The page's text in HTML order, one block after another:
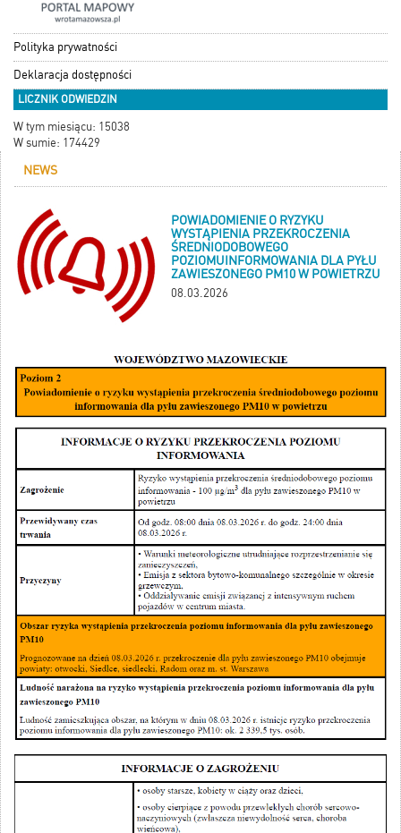
Polityka prywatności
Deklaracja dostępności
LICZNIK ODWIEDZIN
W tym miesiącu: 15038
W sumie: 174429
NEWS
POWIADOMIENIE O RYZYKU
WYSTĄPIENIA PRZEKROCZENIA
ŚREDNIODOBOWEGO
POZIOMUINFORMOWANIA DLA PYŁU
ZAWIESZONEGO PM10 W POWIETRZU
08.03.2026